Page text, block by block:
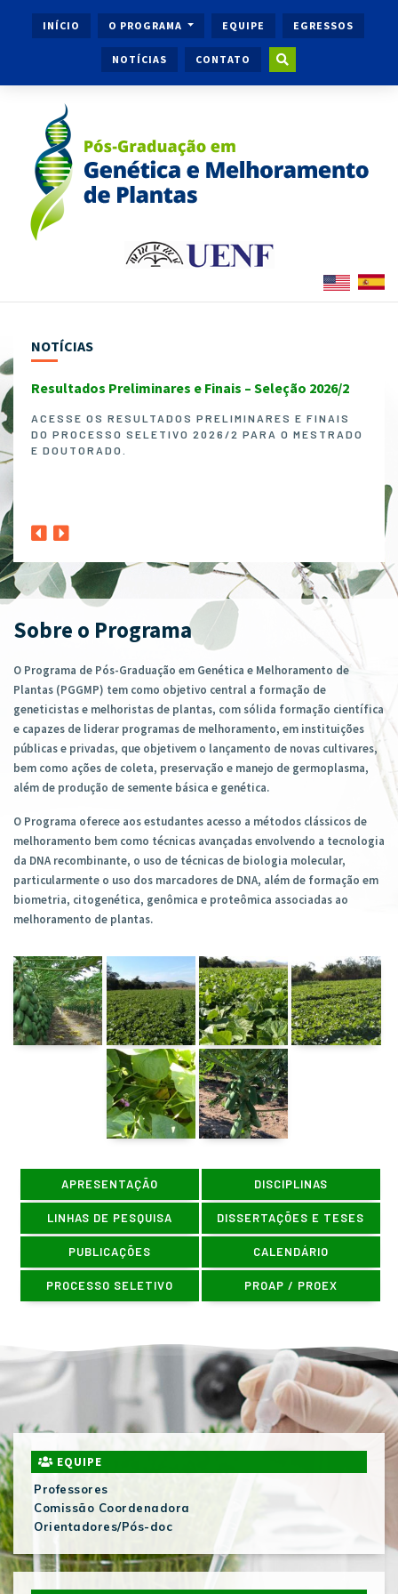
INÍCIO O PROGRAMA EQUIPE EGRESSOS
NOTÍCIAS CONTATO
NOTÍCIAS
Resultados Preliminares e Finais – Seleção 2026/2
ACESSE OS RESULTADOS PRELIMINARES E FINAIS
DO PROCESSO SELETIVO 2026/2 PARA O MESTRADO
E DOUTORADO.
1º
Sobre o Programa
O Programa de Pós-Graduação em Genética e Melhoramento de
Plantas (PGGMP) tem como objetivo central a formação de
geneticistas e melhoristas de plantas, com sólida formação científica
e capazes de liderar programas de melhoramento, em instituições
públicas e privadas, que objetivem o lançamento de novas cultivares,
bem como ações de coleta, preservação e manejo de germoplasma,
além de produção de semente básica e genética.
O Programa oferece aos estudantes acesso a métodos clássicos de
melhoramento bem como técnicas avançadas envolvendo a tecnologia
da DNA recombinante, o uso de técnicas de biologia molecular,
particularmente o uso dos marcadores de DNA, além de formação em
biometria, citogenética, genômica e proteômica associadas ao
melhoramento de plantas.
APRESENTAÇÃO DISCIPLINAS
LINHAS DE PESQUISA DISSERTAÇÕES E TESES
PUBLICAÇÕES CALENDÁRIO
PROCESSO SELETIVO PROAP / PROEX
EQUIPE
Professores
Comissão Coordenadora
Orientadores/Pós-doc